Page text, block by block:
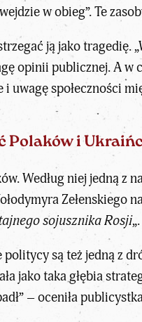
w obieg”. Te
ją jako tragedię.
opinii publicznej. A w
uwagę społeczności
Polaków i
Według niej jedną z
Zełenskiego
sojusznika Rosji„.
są też jedną z
jako taka głębia
– oceniła